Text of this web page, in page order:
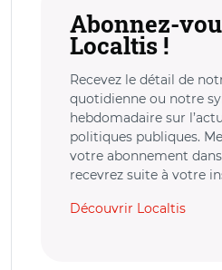
Abonnez-
Localtis !
Recevez le détail de
quotidienne ou notre
hebdomadaire sur
politiques publiques.
votre abonnement
recevrez suite à votre
Découvrir Localtis